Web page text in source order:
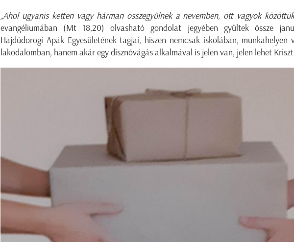
„Ahol ugyanis ketten vagy hárman összegyűlnek a nevemben, ott vagyok
evangéliumában (Mt 18,20) olvasható gondolat jegyében gyűltek össze
Hajdúdorogi Apák Egyesületének tagjai, hiszen nemcsak iskolában, munkahelyen
lakodalomban, hanem akár egy disznóvágás alkalmával is jelen van, jelen lehet